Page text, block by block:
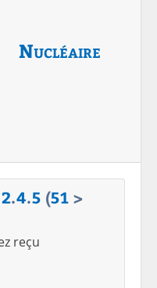
Nucléaire
2.4.5 (51 >
reçu